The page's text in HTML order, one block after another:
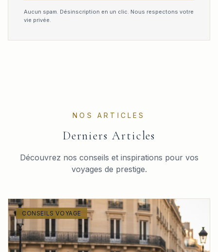
Aucun spam. Désinscription en un clic. Nous respectons votre
vie privée.
NOS ARTICLES
Derniers Articles
Découvrez nos conseils et inspirations pour vos
voyages de prestige.
CONSEILS VOYAGE